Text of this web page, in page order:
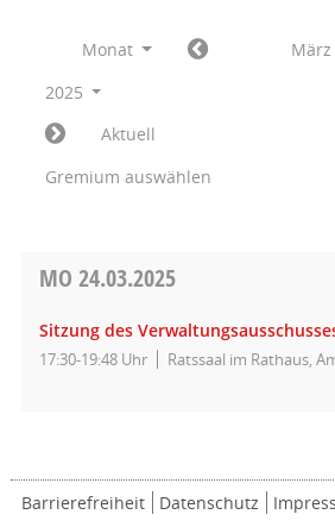
Monat
März
2025
Aktuell
Gremium auswählen
MO 24.03.2025
Sitzung des
17:30-19:48 Uhr Ratssaal im Rathaus,
Barrierefreiheit Datenschutz